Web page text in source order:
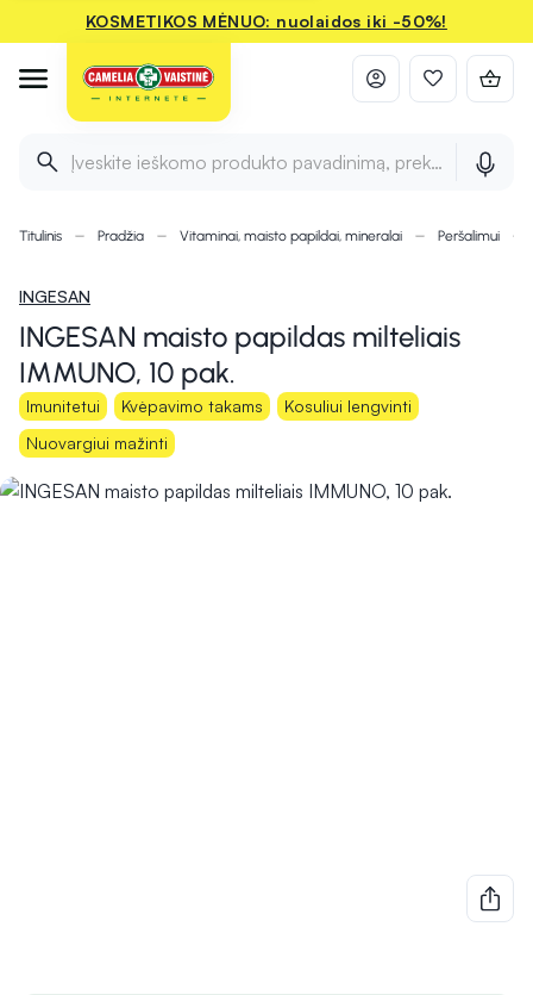
KOSMETIKOS MĖNUO: nuolaidos iki -50%!
Įveskite ieškomo produkto pavadinimą, prekės ženklą ir
Titulinis Pradžia Vitaminai, maisto papildai, mineralai Peršalimui
INGESAN
INGESAN maisto papildas milteliais
IMMUNO, 10 pak.
Imunitetui Kvėpavimo takams
Kosuliui lengvinti
Nuovargiui mažinti